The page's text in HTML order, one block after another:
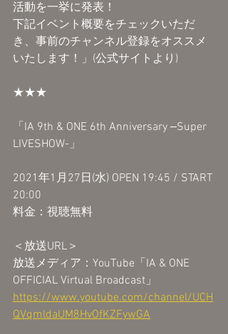
活動を一挙に発表！
下記イベント概要をチェックいただ
き、事前のチャンネル登録をオススメ
いたします！」(公式サイトより)
★★★
「IA 9th & ONE 6th Anniversary ‒Super
LIVESHOW-」
2021年1月27日(水) OPEN 19:45 / START
20:00
料金：視聴無料
＜放送URL＞
放送メディア：YouTube「IA & ONE
OFFICIAL Virtual Broadcast」
https://www.youtube.com/channel/UCH
QVqmldaUM8HvOfKZFywGA